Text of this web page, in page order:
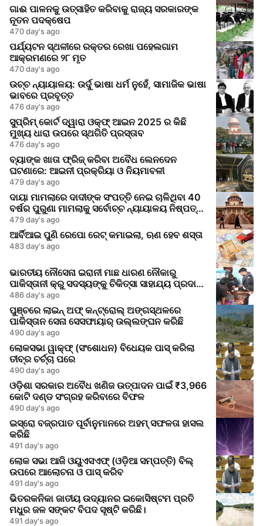
ଗାଈ ପାଳନକୁ ଉତ୍ସାହିତ କରିବାକୁ ରାଜ୍ୟ ସରକାରଙ୍କ
ନୂତନ ପଦକ୍ଷେପ
470 day's ago
ପର୍ଯ୍ୟଟନ ସ୍ଥଳୀରେ ରକ୍ତର ରେଖା ପହେଲଗାମ
ଆକ୍ରମଣରେ ୨୮ ମୃତ
470 day's ago
ଉଚ୍ଚ ନ୍ୟାୟାଳୟ: ଉର୍ଦୁ ଭାଷା ଧର୍ମ ନୁହେଁ, ସାମାଜିକ ଭାଷା
ଭାବରେ ପ୍ରବୃତ୍ତ
476 day's ago
ସୁପ୍ରିମ୍ କୋର୍ଟ ଦ୍ୱାରା ଓକ୍‌ଫ୍ ଆଇନ 2025 ର କିଛି
ମୁଖ୍ୟ ଧାରା ଉପରେ ସ୍ଥଗିତି ପ୍ରସ୍ତାବ
476 day's ago
ବ୍ୟାଙ୍କ ଖାତା ଫ୍ରିଜ୍ କରିବା ଅବୈଧ ଲେନଦେନ
ଘଟଣାରେ: ଆଇନୀ ପ୍ରକ୍ରିୟା ଓ ନିୟମାବଳୀ
479 day's ago
ଦାୟା ମାମଲାରେ ଦାଦୀଙ୍କ ସଂପତ୍ତି ନେଇ ଚାଳିଥିବା 40
ବର୍ଷର ପୁରୁଣା ମାମଲାକୁ ସର୍ବୋଚ୍ଚ ନ୍ୟାୟାଳୟ ନିଷ୍ପତ୍ତି
କଲା
479 day's ago
ଆର୍ବିଆଇ ପୁଣି ରେପୋ ରେଟ୍ କମାଇଲା, ଋଣ ହେବ ଶସ୍ତା
483 day's ago
ଭାରତୀୟ ନୌସେନା ଇରାନୀ ମାଛ ଧାରଣ ନୌକାରୁ
ପାକିସ୍ତାନୀ କ୍ରୁ ସଦସ୍ୟଙ୍କୁ ଚିକିତ୍ସା ସାହାଯ୍ୟ ପ୍ରଦାନ
କଲେ
486 day's ago
ପୁଞ୍ଚରେ ଲାଇନ୍ ଅଫ୍ କନ୍ଟ୍ରୋଲ୍ ଅଙ୍ଗସ୍ଥଳରେ
ପାକିସ୍ତାନ ସେନା ସେସଫାୟାର୍ ଉଲ୍ଲଙ୍ଘନ କରିଛି
490 day's ago
ଲୋକସଭା ୱାକ୍ଫ୍ (ସଂଶୋଧନ) ବିଧେୟକ ପାସ୍ କରିଲା
ତୀବ୍ର ଚର୍ଚ୍ଚା ପରେ
490 day's ago
ଓଡ଼ିଶା ସରକାର ଅବୈଧ ଖଣିଜ ଉତ୍ପାଦନ ପାଇଁ ₹3,966
କୋଟି ଦଣ୍ଡ ସଂଗ୍ରହ କରିବାରେ ବିଫଳ
490 day's ago
ଇସ୍ରୋ ବଜ୍ରପାତ ପୂର୍ବାନୁମାନରେ ଅହମ୍ ସଫଳତା ହାସଲ
କରିଛି
491 day's ago
ଲୋକ ସଭା ଆଜି ଓୟୁଏସଏଫ୍ (ଓଡ଼ିଆ ସମ୍ପତ୍ତି) ବିଲ୍
ଉପରେ ଆଲୋଚନା ଓ ପାସ୍ କରିବ
491 day's ago
ଭିତରକନିକା ଜାତୀୟ ଉଦ୍ୟାନର ଇକୋସିଷ୍ଟମ ପ୍ରତି
ମଧୁର ଜଳ ସଙ୍କଟ ବିପଦ ସୃଷ୍ଟି କରିଛି।
491 day's ago